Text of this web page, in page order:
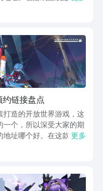
程，只要喜欢这款游
链接盘点
造的开放世界游戏，这
个，所以深受大家的期
址哪个好。在这款游戏
色彩的开放世界，以月
更多